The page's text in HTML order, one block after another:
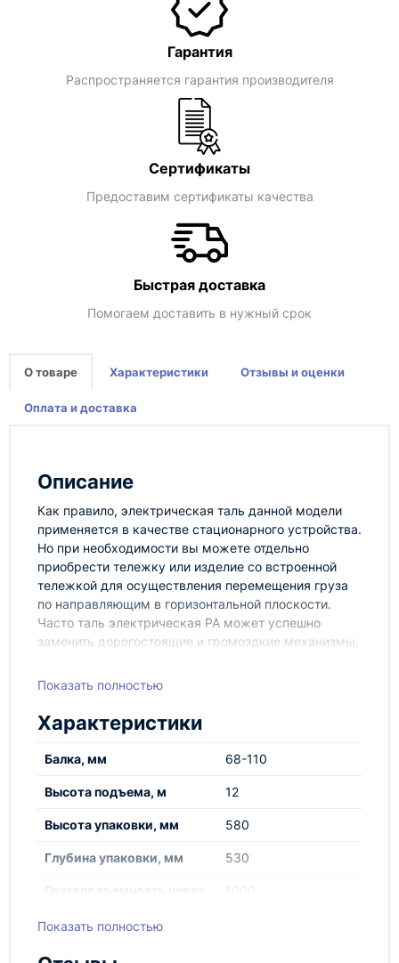
Гарантия
Распространяется гарантия производителя
Сертификаты
Предоставим сертификаты качества
Быстрая доставка
Помогаем доставить в нужный срок
О товаре Характеристики Отзывы и оценки
Оплата и доставка
Описание
Как правило, электрическая таль данной модели
применяется в качестве стационарного устройства.
Но при необходимости вы можете отдельно
приобрести тележку или изделие со встроенной
тележкой для осуществления перемещения груза
по направляющим в горизонтальной плоскости.
Часто таль электрическая РА может успешно
заменить дорогостоящие и громоздкие механизмы,
380 В.
строительных и погрузочных работ. Все тали из
качество и могут использоваться даже в самых
при низких температурах. Существуют разные
виды электрических талей, предназначенные для
разных условий работы. Чаще всего, тали
разделяются по принципу управления.
России и странах ЕАЭС, производится по
Показать полностью
Характеристики
Балка, мм 68-110
Высота подъема, м 12
Высота упаковки, мм 580
Глубина упаковки, мм 530
Грузоподъемность через
1000
Показать полностью